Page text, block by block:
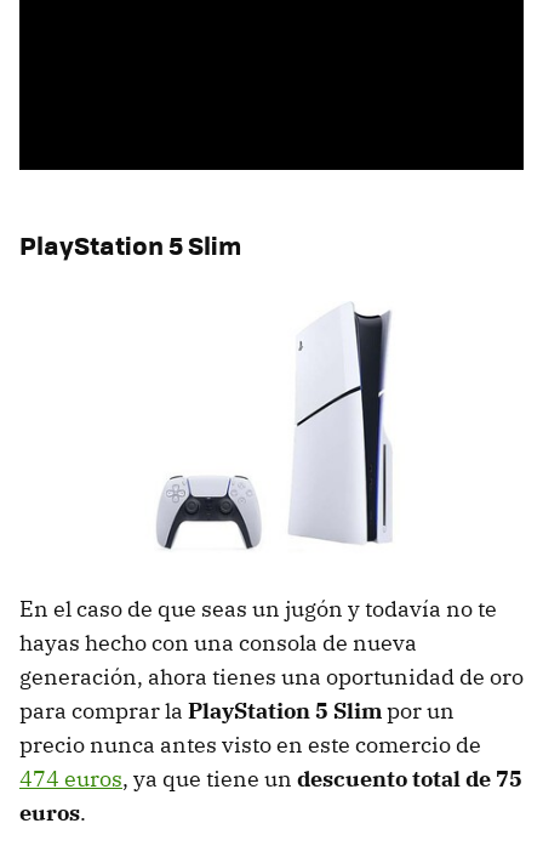
PlayStation 5 Slim
En el caso de que seas un jugón y todavía no te
hayas hecho con una consola de nueva
generación, ahora tienes una oportunidad de oro
para comprar la PlayStation 5 Slimpor un
precio nunca antes visto en este comercio de
474 euros, ya que tiene un descuento total de 75
euros.